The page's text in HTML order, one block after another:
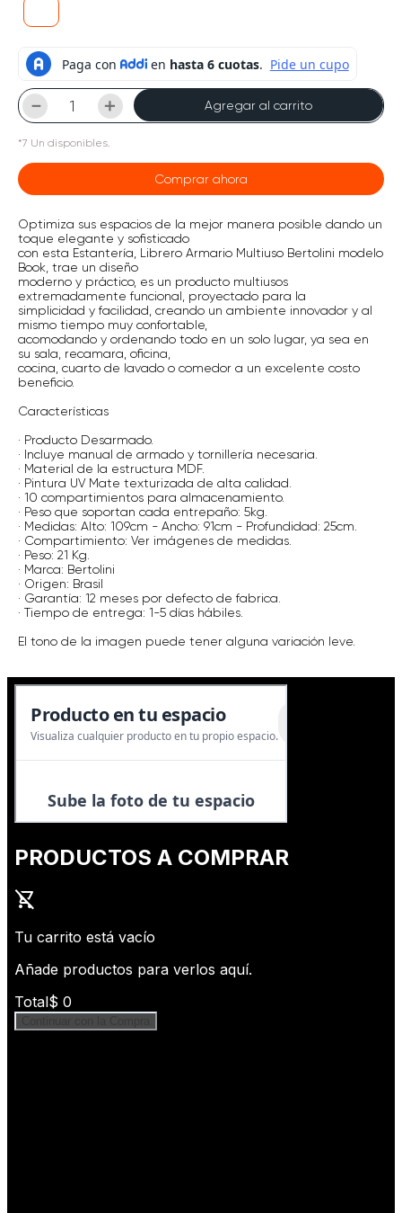
＋
－ Agregar al carrito
*7 Un disponibles.
Comprar ahora
Optimiza sus espacios de la mejor manera posible dando un
toque elegante y sofisticado
con esta Estantería, Librero Armario Multiuso Bertolini modelo
Book, trae un diseño
moderno y práctico, es un producto multiusos
extremadamente funcional, proyectado para la
simplicidad y facilidad, creando un ambiente innovador y al
mismo tiempo muy confortable,
acomodando y ordenando todo en un solo lugar, ya sea en
su sala, recamara, oficina,
cocina, cuarto de lavado o comedor a un excelente costo
beneficio.
Características
· Producto Desarmado.
· Incluye manual de armado y tornillería necesaria.
· Material de la estructura MDF.
· Pintura UV Mate texturizada de alta calidad.
· 10 compartimientos para almacenamiento.
· Peso que soportan cada entrepaño: 5kg.
· Medidas: Alto: 109cm - Ancho: 91cm - Profundidad: 25cm.
· Compartimiento: Ver imágenes de medidas.
· Peso: 21 Kg.
· Marca: Bertolini
· Origen: Brasil
· Garantía: 12 meses por defecto de fabrica.
· Tiempo de entrega: 1-5 días hábiles.
El tono de la imagen puede tener alguna variación leve.